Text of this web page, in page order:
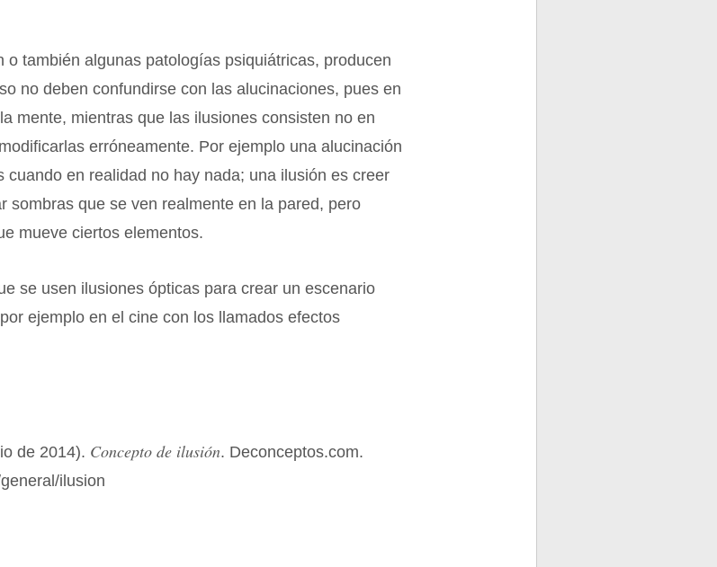
o también algunas patologías psiquiátricas, producen
no deben confundirse con las alucinaciones, pues en
mente, mientras que las ilusiones consisten no en
erróneamente. Por ejemplo una alucinación
cuando en realidad no hay nada; una ilusión es creer
sombras que se ven realmente en la pared, pero
mueve ciertos elementos.
se usen ilusiones ópticas para crear un escenario
ejemplo en el cine con los llamados efectos
de 2014). Concepto de ilusión. Deconceptos.com.
ilusion